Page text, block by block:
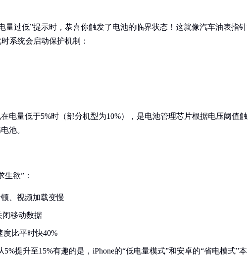
量过低”提示时，恭喜你触发了电池的临界状态！这就像汽车油表指针
系统会启动保护机制：
电量低于5%时（部分机型为10%），是电池管理芯片根据电压阈值触
池。
欲”：
、视频加载变慢
闭移动数据
度比平时快40%
提升至15%有趣的是，iPhone的“低电量模式”和安卓的“省电模式”本